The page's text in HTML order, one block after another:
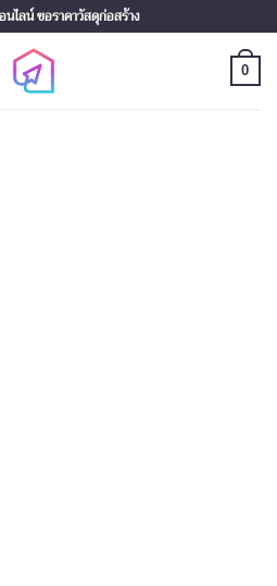
ไลน์ ขอราคาวัสดุก่อสร้าง
0